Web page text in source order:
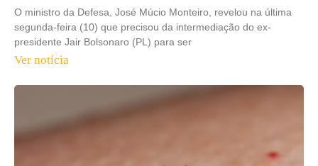
O ministro da Defesa, José Múcio Monteiro, revelou na última
segunda-feira (10) que precisou da intermediação do ex-
presidente Jair Bolsonaro (PL) para ser
Ver notícia